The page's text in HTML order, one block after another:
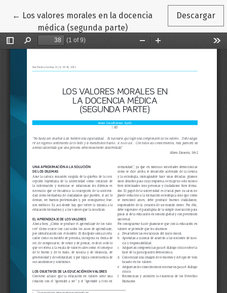
← Volver a los detalles del artículo
Los valores morales en la docencia
médica (segunda parte)
Descargar